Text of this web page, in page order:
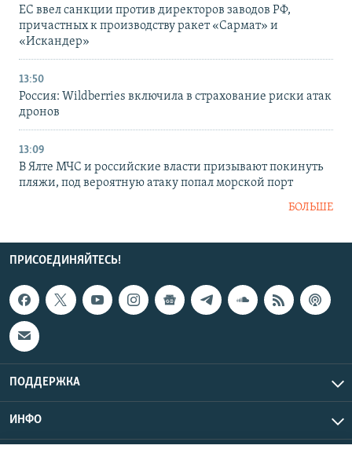
ЕС ввел санкции против директоров заводов РФ,
причастных к производству ракет «Сармат» и
«Искандер»
13:50
Россия: Wildberries включила в страхование риски атак
дронов
13:09
В Ялте МЧС и российские власти призывают покинуть
пляжи, под вероятную атаку попал морской порт
БОЛЬШЕ
ПРИСОЕДИНЯЙТЕСЬ!
ПОДДЕРЖКА
ИНФО